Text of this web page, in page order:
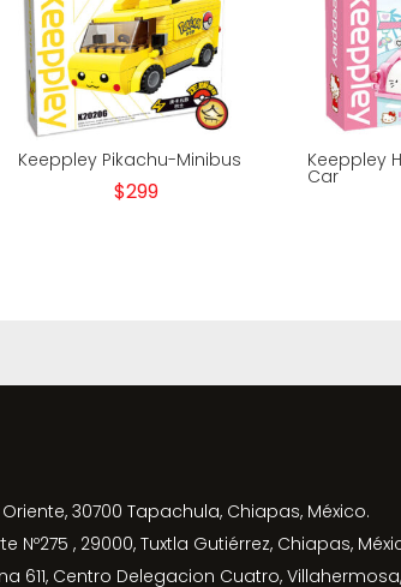
Keeppley Pikachu-Minibus
$299
Keeppley
Car
30700 Tapachula, Chiapas, México.
Nº275 , 29000, Tuxtla Gutiérrez, Chiapas,
611, Centro Delegacion Cuatro,